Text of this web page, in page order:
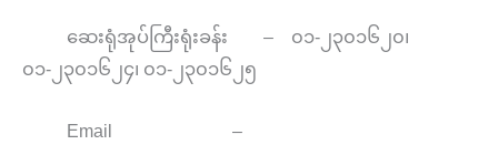
ဆေးရုံအုပ်ကြီးရုံးခန်း – ၀၁-၂၃၀၁၆၂၀၊
၀၁-၂၃၀၁၆၂၄၊ ၀၁-၂၃၀၁၆၂၅
Email –